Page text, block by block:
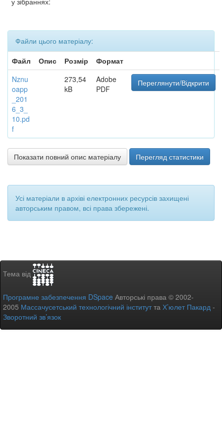
Файли цього матеріалу:
Файл
Опис Розмір
Формат
Nznu
oapp
_201
6_3_
10.pd
f
273,54
kB
Adobe
PDF
Переглянути/Відкрити
Показати повний опис матеріалу Перегляд статистики
Усі матеріали в архіві електронних ресурсів захищені
авторським правом, всі права збережені.
Тема від
Програмне забезпечення DSpace Авторські права © 2002-
2005 Массачусетський технологічний інститутта Х’юлет Пакард -
Зворотний зв’язок